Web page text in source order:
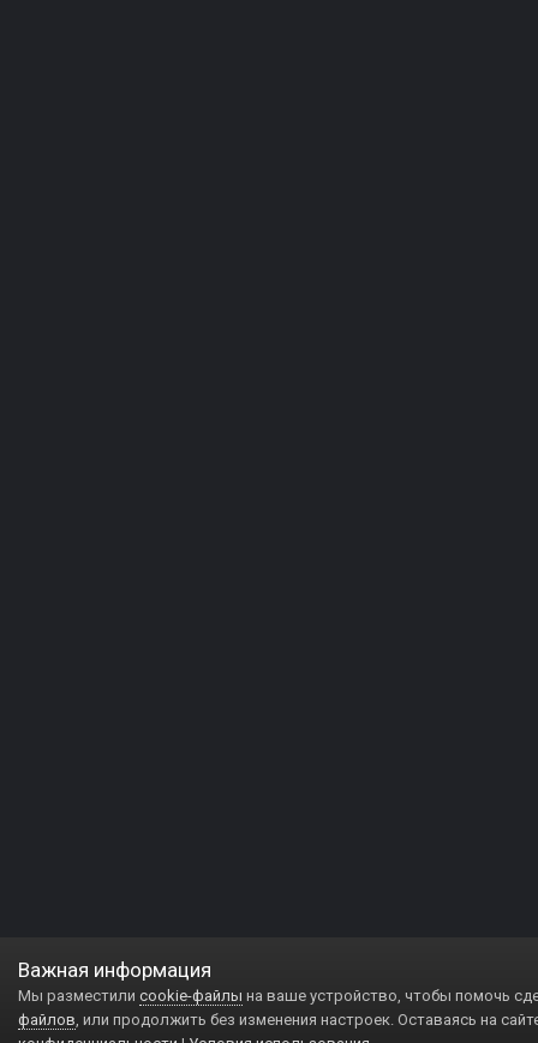
Важная информация
Мы разместили cookie-файлы на ваше устройство, чтобы помочь
файлов, или продолжить без изменения настроек. Оставаясь на